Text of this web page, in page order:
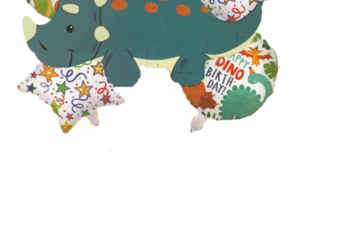
Costume Printi
Costume Vrajitoare Copii
Costume pentru Halloween
Costume Populare
Baloane latex
Pinata petreceri